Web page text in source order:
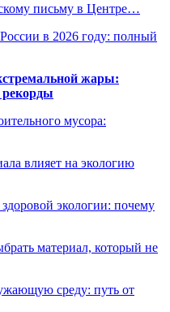
письму в Центре…
в 2026 году: полный
жары:
рекорды
мусора:
влияет на экологию
экологии: почему
материал, который не
среду: путь от